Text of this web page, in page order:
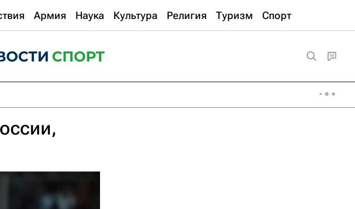
Армия Наука Культура Религия Туризм Спорт